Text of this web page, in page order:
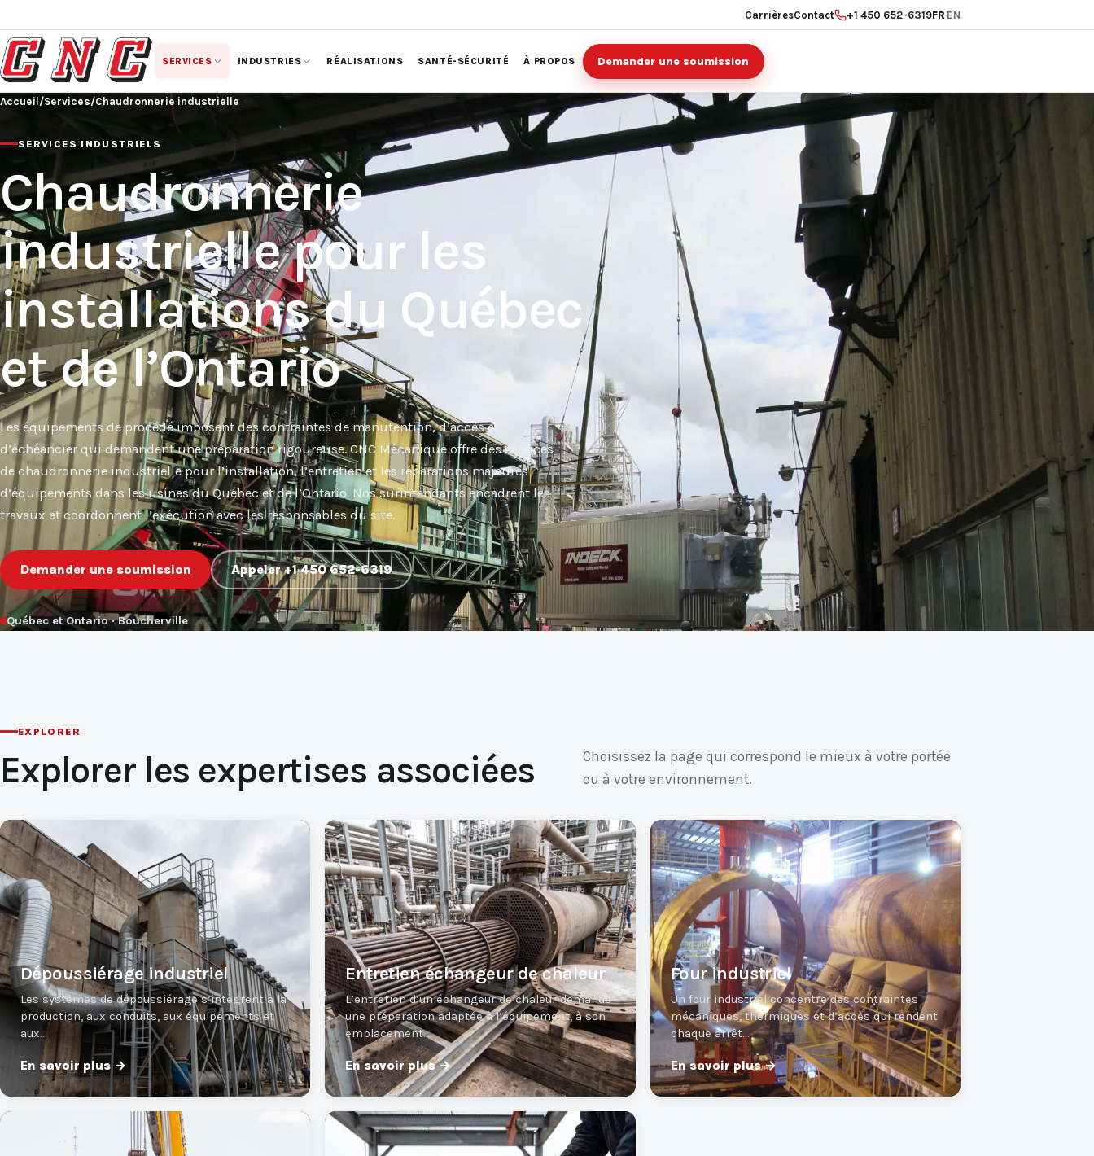
CarrièresContact +1 450 652-6319FR·EN
SERVICES INDUSTRIES RÉALISATIONS SANTÉ-SÉCURITÉ À PROPOS Demander une soumission
Accueil /Services/Chaudronnerie industrielle
SERVICES INDUSTRIELS
Chaudronnerie
industrielle pour les
installations du Québec
et de l’Ontario
Les équipements de procédé imposent des contraintes de manutention, d’accès et
d’échéancier qui demandent une préparation rigoureuse. CNC Mécanique offre des services
de chaudronnerie industrielle pour l’installation, l’entretien et les réparations majeures
d’équipements dans les usines du Québec et de l’Ontario. Nos surintendants encadrent les
travaux et coordonnent l’exécution avec les responsables du site.
Demander une soumission Appeler +1 450 652-6319
Québec et Ontario · Boucherville
EXPLORER
Explorer les expertises associées
Choisissez la page qui correspond le mieux à votre portée
ou à votre environnement.
Dépoussiérage industriel
Les systèmes de dépoussiérage s’intègrent à la
production, aux conduits, aux équipements et
aux…
En savoir plus →
Entretien échangeur de chaleur
L’entretien d’un échangeur de chaleur demande
une préparation adaptée à l’équipement, à son
emplacement…
En savoir plus →
Four industriel
Un four industriel concentre des contraintes
mécaniques, thermiques et d’accès qui rendent
chaque arrêt…
En savoir plus →